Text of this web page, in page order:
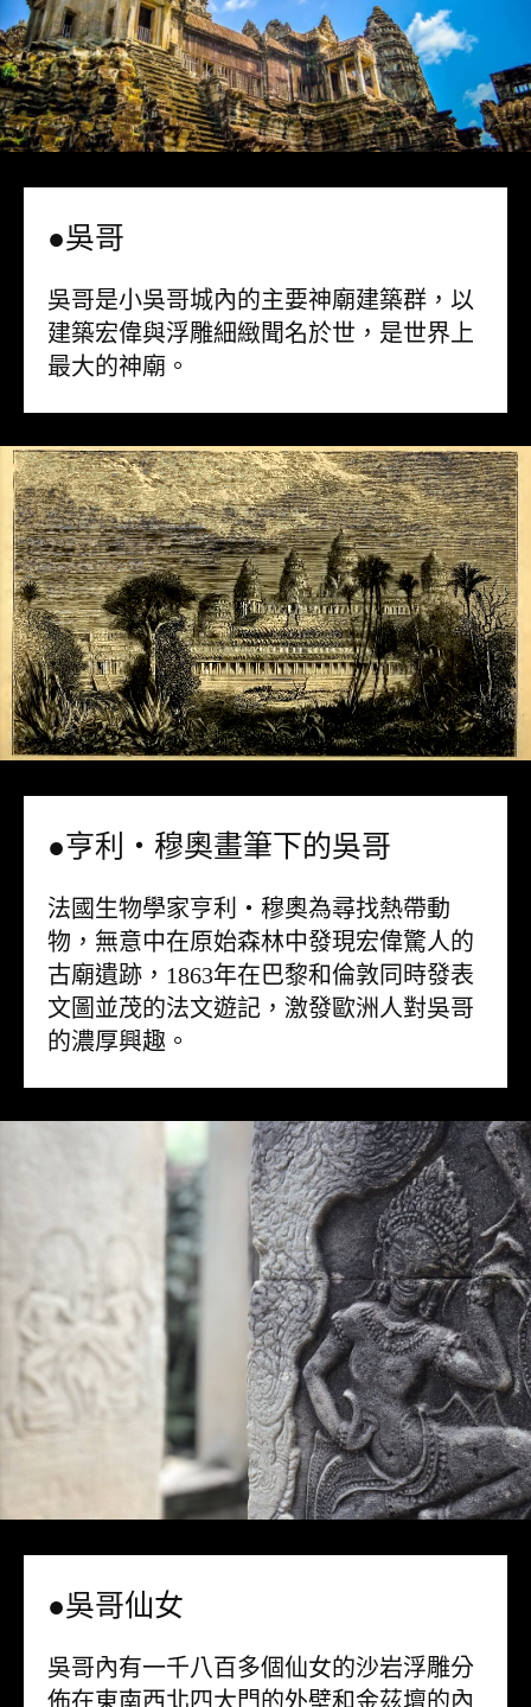
●吳哥
吳哥是小吳哥城內的主要神廟建築群，以
建築宏偉與浮雕細緻聞名於世，是世界上
最大的神廟。
●亨利・穆奧畫筆下的吳哥
法國生物學家亨利・穆奧為尋找熱帶動
物，無意中在原始森林中發現宏偉驚人的
古廟遺跡，1863年在巴黎和倫敦同時發表
文圖並茂的法文遊記，激發歐洲人對吳哥
的濃厚興趣。
●吳哥仙女
吳哥內有一千八百多個仙女的沙岩浮雕分
佈在東南西北四大門的外壁和金茲壇的內